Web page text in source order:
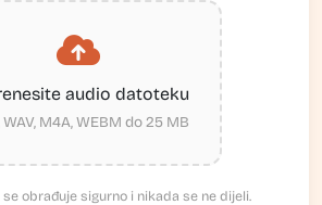
audio datoteku
WAV, M4A, WEBM do 25 MB
obrađuje sigurno i nikada se ne dijeli.